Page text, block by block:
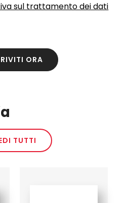
sul trattamento dei dati
ORA
TUTTI